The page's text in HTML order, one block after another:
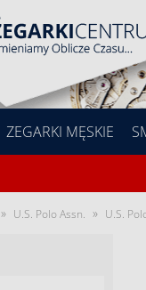
ZEGARKI MĘSKIE
» U.S. Polo Assn. » U.S.